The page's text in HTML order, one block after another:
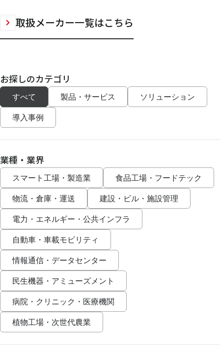
取扱メーカー一覧はこちら
お探しのカテゴリ
すべて 製品・サービス ソリューション
導入事例
業種・業界
スマート工場・製造業 食品工場・フードテック
物流・倉庫・運送 建設・ビル・施設管理
電力・エネルギー・公共インフラ
自動車・車載モビリティ
情報通信・データセンター
民生機器・アミューズメント
病院・クリニック・医療機関
植物工場・次世代農業